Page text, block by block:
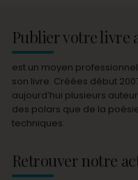
Publier votre livre
est un moyen
son livre. Créées début
aujourd’hui plusieurs
des polars que de la
techniques.
Retrouver notre